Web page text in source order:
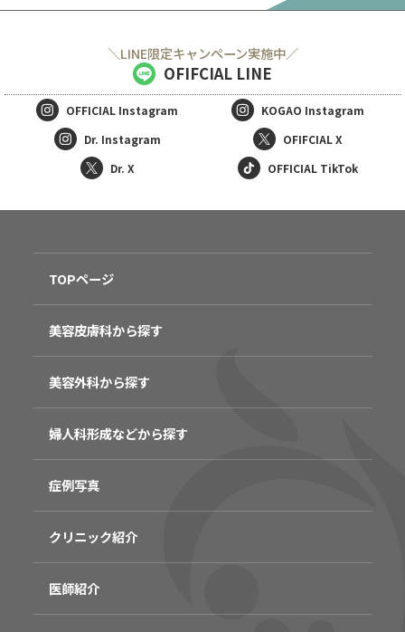
＼LINE限定キャンペーン実施中／
OFIFCIAL LINE
OFFICIAL Instagram KOGAO Instagram
Dr. Instagram
OFIFCIAL X
Dr. X
OFFICIAL TikTok
TOPページ
美容皮膚科から探す
美容外科から探す
婦人科形成などから探す
症例写真
クリニック紹介
医師紹介